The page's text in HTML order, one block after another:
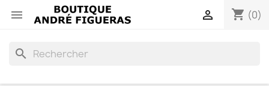
 shopping_cart (0)

search